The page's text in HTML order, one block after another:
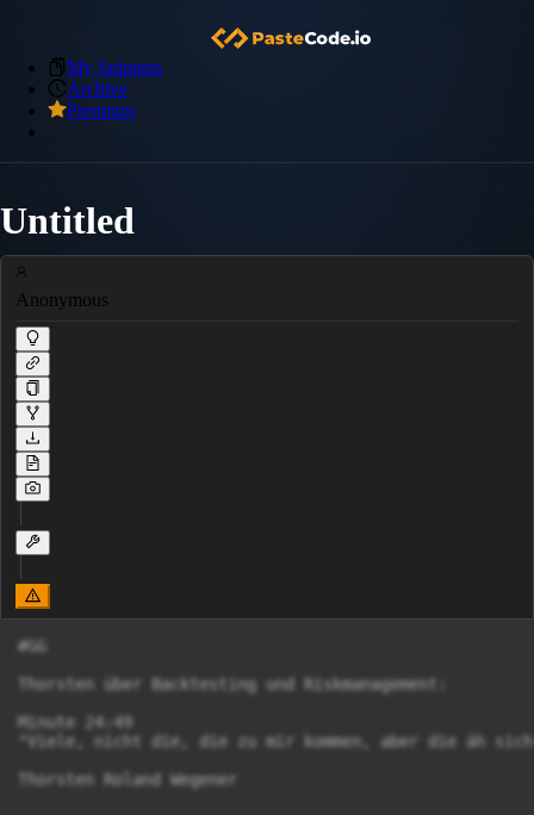
My Snippets
Archive
Premium
Untitled
Anonymous
#GG
Thorsten über Backtesting und Riskmanagement:
Minute 24:49
"Viele, nicht die, die zu mir kommen, aber die äh
Thorsten Roland Wegener